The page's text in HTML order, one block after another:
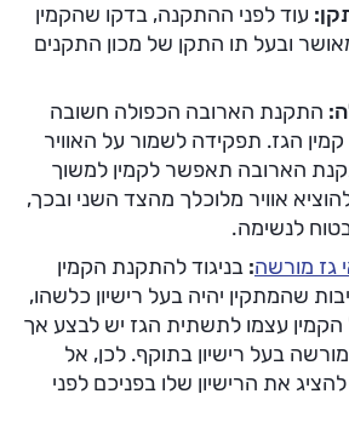
עוד לפני ההתקנה, בדקו שהקמין
ובעל תו התקן של מכון התקנים
התקנת הארובה הכפולה חשובה
הגז. תפקידה לשמור על האוויר
הארובה תאפשר לקמין למשוך
אוויר מלוכלך מהצד השני ובכך,
לנשימה.
גז מורשה: בניגוד להתקנת הקמין
שהמתקין יהיה בעל רישיון כלשהו,
עצמו לתשתית הגז יש לבצע אך
בעל רישיון בתוקף. לכן, אל
את הרישיון שלו בפניכם לפני